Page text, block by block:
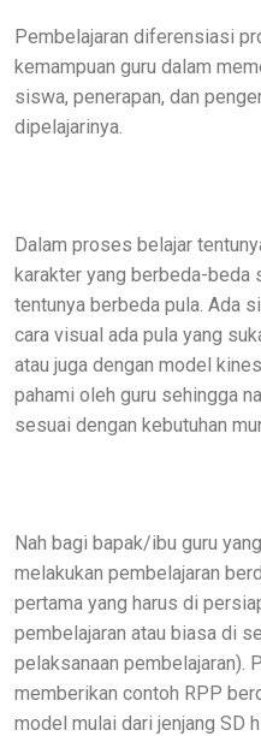
Pembelajaran diferensiasi
kemampuan guru dalam
siswa, penerapan, dan
dipelajarinya.
Dalam proses belajar
karakter yang berbeda-beda
tentunya berbeda pula. Ada
cara visual ada pula yang
atau juga dengan model
pahami oleh guru sehingga
sesuai dengan kebutuhan
Nah bagi bapak/ibu guru
melakukan pembelajaran
pertama yang harus di
pembelajaran atau biasa di
pelaksanaan pembelajaran).
memberikan contoh RPP
model mulai dari jenjang SD